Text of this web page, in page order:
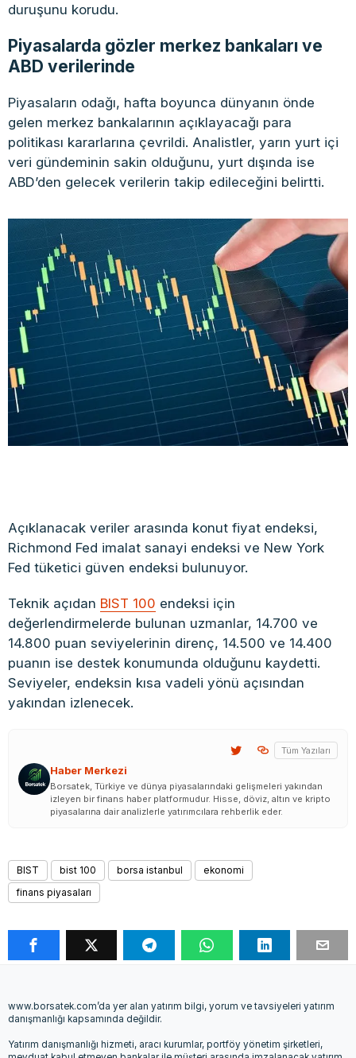
duruşunu korudu.
Piyasalarda gözler merkez bankaları ve
ABD verilerinde
Piyasaların odağı, hafta boyunca dünyanın önde
gelen merkez bankalarının açıklayacağı para
politikası kararlarına çevrildi. Analistler, yarın yurt içi
veri gündeminin sakin olduğunu, yurt dışında ise
ABD’den gelecek verilerin takip edileceğini belirtti.
Açıklanacak veriler arasında konut fiyat endeksi,
Richmond Fed imalat sanayi endeksi ve New York
Fed tüketici güven endeksi bulunuyor.
Teknik açıdan BIST 100 endeksi için
değerlendirmelerde bulunan uzmanlar, 14.700 ve
14.800 puan seviyelerinin direnç, 14.500 ve 14.400
puanın ise destek konumunda olduğunu kaydetti.
Seviyeler, endeksin kısa vadeli yönü açısından
yakından izlenecek.
Haber Merkezi
Tüm Yazıları
Borsatek, Türkiye ve dünya piyasalarındaki gelişmeleri yakından
izleyen bir finans haber platformudur. Hisse, döviz, altın ve kripto
piyasalarına dair analizlerle yatırımcılara rehberlik eder.
BIST bist 100 borsa istanbul
ekonomi
finans piyasaları
www.borsatek.com’da yer alan yatırım bilgi, yorum ve tavsiyeleri yatırım
danışmanlığı kapsamında değildir.
Yatırım danışmanlığı hizmeti, aracı kurumlar, portföy yönetim şirketleri,